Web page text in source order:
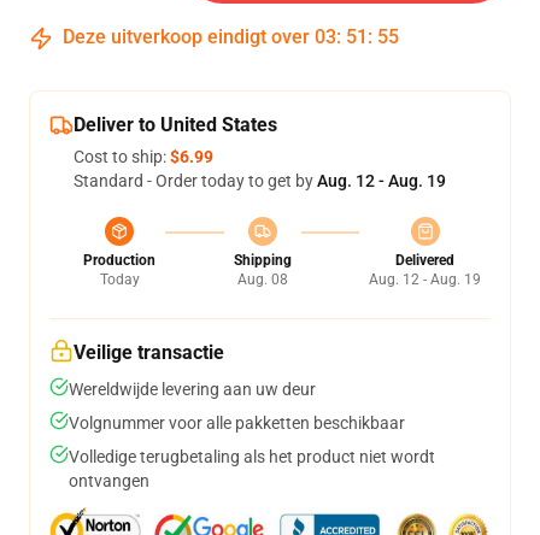
Deze uitverkoop eindigt over 03: 51 : 54
Deliver to United States
Cost to ship:$6.99
Standard - Order today to get byAug. 12 - Aug. 19
Production
Today
Shipping
Aug. 08
Delivered
Aug. 12 - Aug. 19
Veilige transactie
Wereldwijde levering aan uw deur
Volgnummer voor alle pakketten beschikbaar
Volledige terugbetaling als het product niet wordt
ontvangen